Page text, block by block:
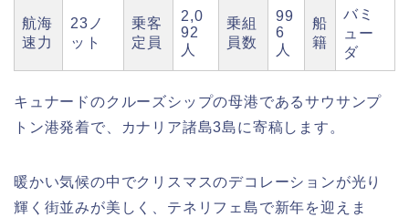
航海
速力
23ノ
ット
乗客
定員
2,0
92
人
乗組
員数
99
6
人
船
籍
バミ
ュー
ダ
キュナードのクルーズシップの母港であるサウサンプ
トン港発着で、カナリア諸島3島に寄稿します。
暖かい気候の中でクリスマスのデコレーションが光り
輝く街並みが美しく、テネリフェ島で新年を迎えま